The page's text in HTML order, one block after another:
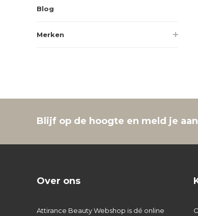
Blog
Merken
Blijf op de hoogte en meld je
Over ons
Attirance Beauty Webshop is dé online